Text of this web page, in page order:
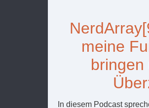
meine
bringen
In diesem Podcast